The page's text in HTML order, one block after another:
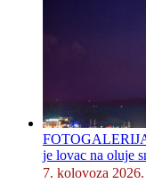
je lovac na oluje
7. kolovoza